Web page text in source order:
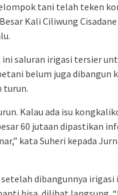
tani telah teken
Kali Ciliwung Cisadane
ini saluran irigasi tersier
belum juga dibangun
turun.
Kalau ada isu
60 jutaan dipastikan
kata Suheri kepada
dibangunnya